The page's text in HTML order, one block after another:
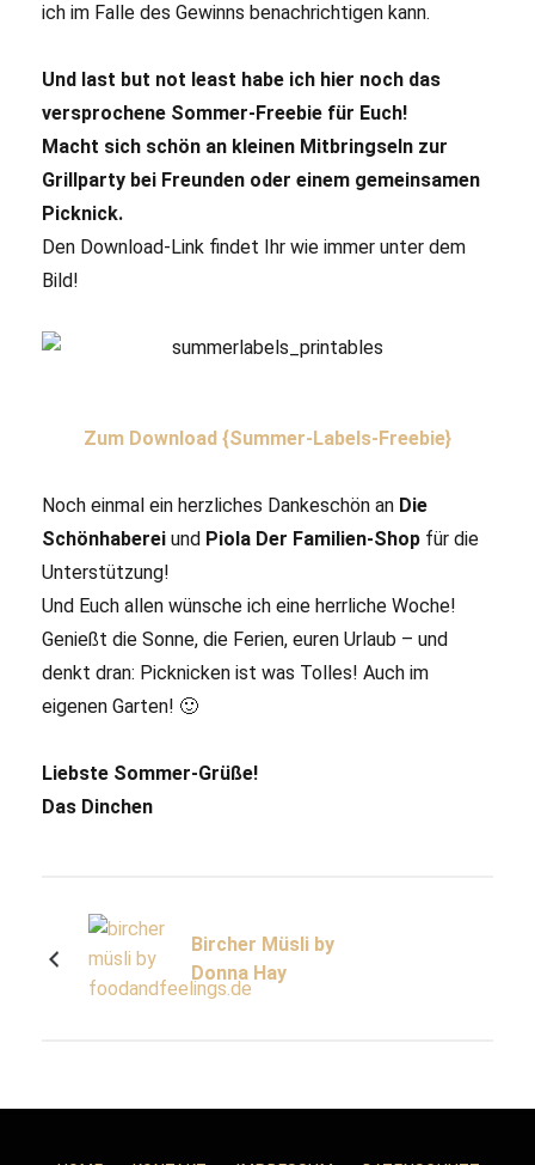
ich im Falle des Gewinns benachrichtigen kann.
Und last but not least habe ich hier noch das
versprochene Sommer-Freebie für Euch!
Macht sich schön an kleinen Mitbringseln zur
Grillparty bei Freunden oder einem gemeinsamen
Picknick.
Den Download-Link findet Ihr wie immer unter dem
Bild!
Zum Download {Summer-Labels-Freebie}
Noch einmal ein herzliches Dankeschön an Die
Schönhaberei und Piola Der Familien-Shop für die
Unterstützung!
Und Euch allen wünsche ich eine herrliche Woche!
Genießt die Sonne, die Ferien, euren Urlaub – und
denkt dran: Picknicken ist was Tolles! Auch im
eigenen Garten! 🙂
Liebste Sommer-Grüße!
Das Dinchen
Bircher Müsli by
Donna Hay